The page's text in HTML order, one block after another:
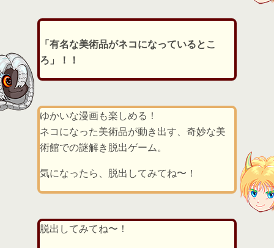
「有名な美術品がネコになっているとこ
ろ」！！
ゆかいな漫画も楽しめる！
ネコになった美術品が動き出す、奇妙な美
術館での謎解き脱出ゲーム。
気になったら、脱出してみてね〜！
脱出してみてね〜！